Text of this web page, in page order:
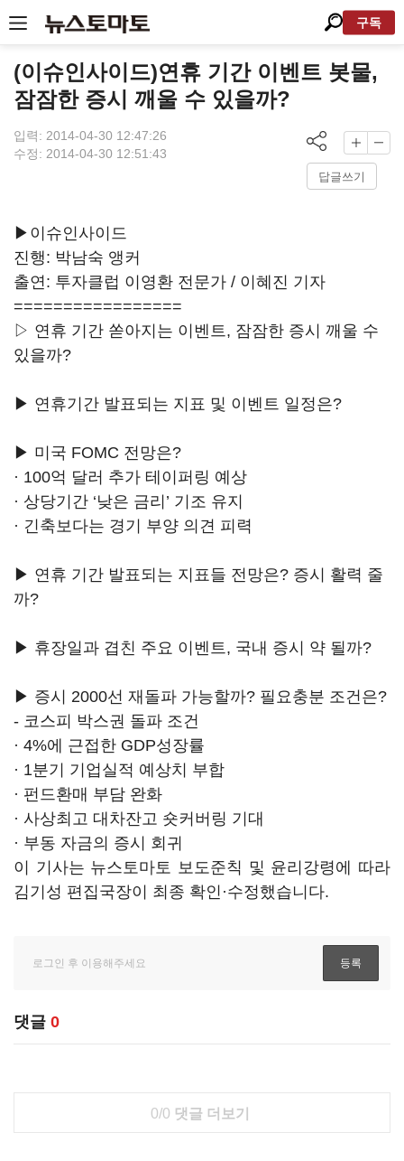
구독
(이슈인사이드)연휴 기간 이벤트 봇물,
잠잠한 증시 깨울 수 있을까?
입력: 2014-04-30 12:47:26
수정: 2014-04-30 12:51:43
답글쓰기
▶이슈인사이드
진행: 박남숙 앵커
출연: 투자클럽 이영환 전문가 / 이혜진 기자
=================
▷ 연휴 기간 쏟아지는 이벤트, 잠잠한 증시 깨울 수
있을까?
▶ 연휴기간 발표되는 지표 및 이벤트 일정은?
▶ 미국 FOMC 전망은?
· 100억 달러 추가 테이퍼링 예상
· 상당기간 ‘낮은 금리’ 기조 유지
· 긴축보다는 경기 부양 의견 피력
▶ 연휴 기간 발표되는 지표들 전망은? 증시 활력 줄
까?
▶ 휴장일과 겹친 주요 이벤트, 국내 증시 약 될까?
▶ 증시 2000선 재돌파 가능할까? 필요충분 조건은?
- 코스피 박스권 돌파 조건
· 4%에 근접한 GDP성장률
· 1분기 기업실적 예상치 부합
· 펀드환매 부담 완화
· 사상최고 대차잔고 숏커버링 기대
· 부동 자금의 증시 회귀
이 기사는 뉴스토마토 보도준칙 및 윤리강령에 따라
김기성 편집국장이 최종 확인·수정했습니다.
댓글 0
0/0 댓글 더보기